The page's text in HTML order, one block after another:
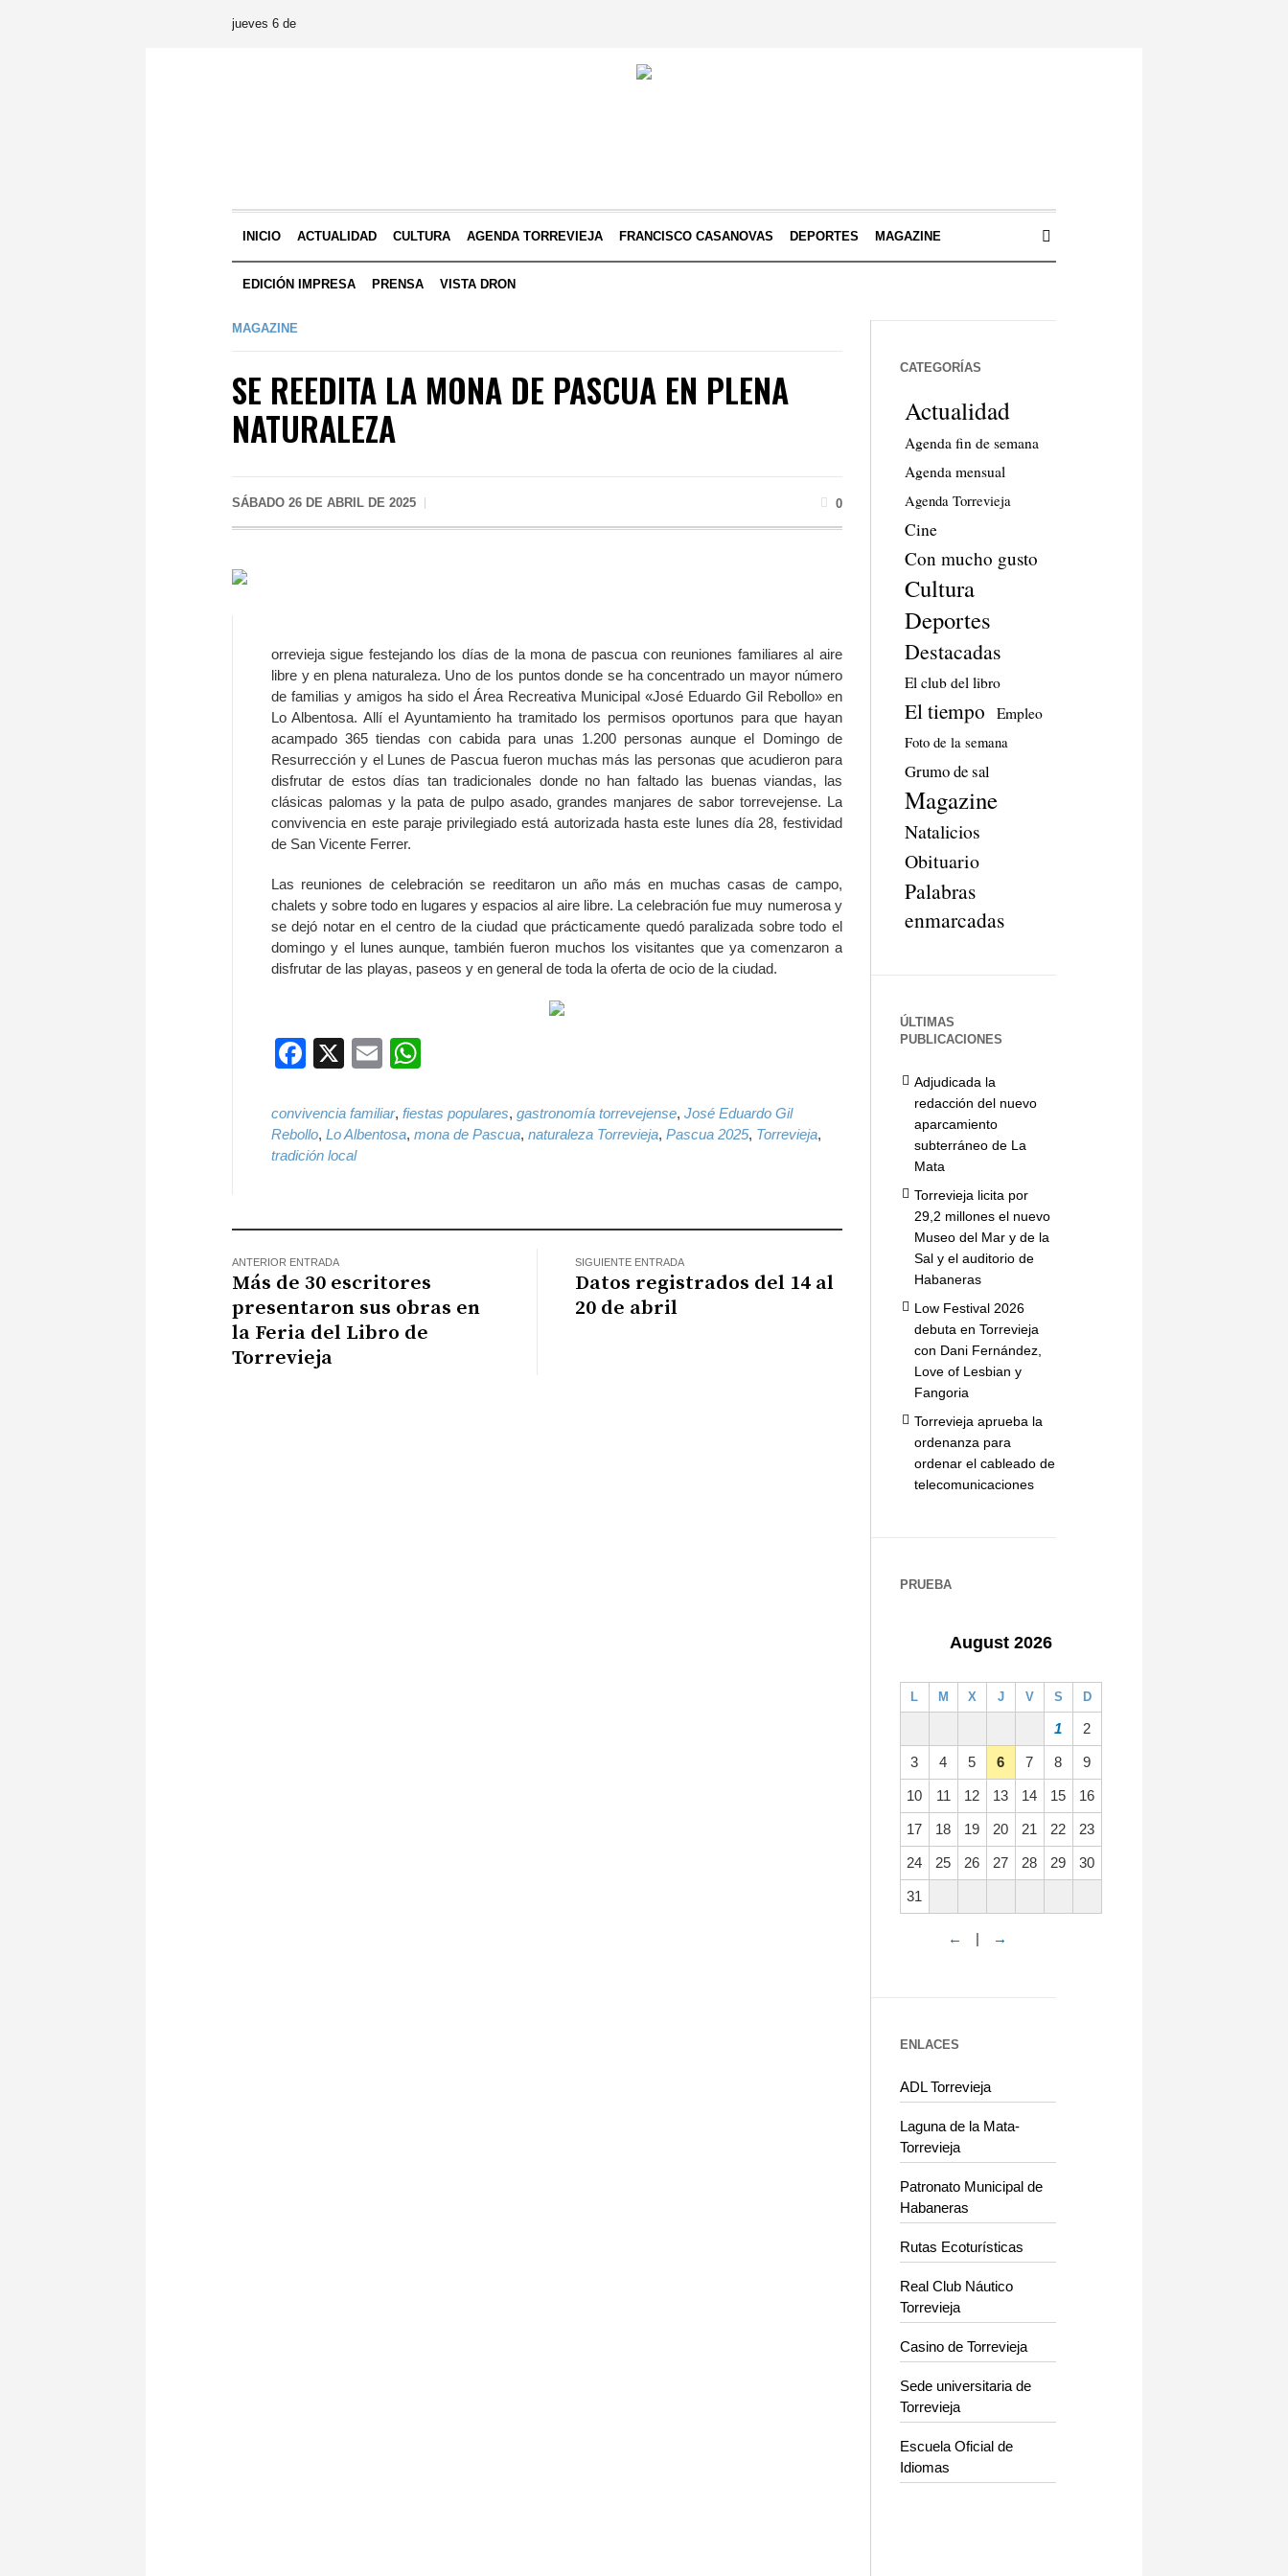
jueves 6 de
INICIO ACTUALIDAD CULTURA AGENDA TORREVIEJA FRANCISCO CASANOVAS DEPORTES MAGAZINE
EDICIÓN IMPRESA PRENSA VISTA DRON
MAGAZINE
SE REEDITA LA MONA DE PASCUA EN PLENA
NATURALEZA
SÁBADO 26 DE ABRIL DE 2025 0
orrevieja sigue festejando los días de la mona de pascua con reuniones familiares al aire
libre y en plena naturaleza. Uno de los puntos donde se ha concentrado un mayor número
de familias y amigos ha sido el Área Recreativa Municipal «José Eduardo Gil Rebollo» en
Lo Albentosa. Allí el Ayuntamiento ha tramitado los permisos oportunos para que hayan
acampado 365 tiendas con cabida para unas 1.200 personas aunque el Domingo de
Resurrección y el Lunes de Pascua fueron muchas más las personas que acudieron para
disfrutar de estos días tan tradicionales donde no han faltado las buenas viandas, las
clásicas palomas y la pata de pulpo asado, grandes manjares de sabor torrevejense. La
convivencia en este paraje privilegiado está autorizada hasta este lunes día 28, festividad
de San Vicente Ferrer.
Las reuniones de celebración se reeditaron un año más en muchas casas de campo,
chalets y sobre todo en lugares y espacios al aire libre. La celebración fue muy numerosa y
se dejó notar en el centro de la ciudad que prácticamente quedó paralizada sobre todo el
domingo y el lunes aunque, también fueron muchos los visitantes que ya comenzaron a
disfrutar de las playas, paseos y en general de toda la oferta de ocio de la ciudad.
Facebook
X Email
convivencia familiar, fiestas populares, gastronomía torrevejense, José Eduardo Gil
Rebollo, Lo Albentosa, mona de Pascua, naturaleza Torrevieja, Pascua 2025, Torrevieja,
tradición local
ANTERIOR ENTRADA
Más de 30 escritores
presentaron sus obras en
la Feria del Libro de
Torrevieja
SIGUIENTE ENTRADA
Datos registrados del 14 al
20 de abril
CATEGORÍAS
Actualidad
Agenda fin de semana
Agenda mensual
Agenda Torrevieja
Cine
Con mucho gusto
Cultura
Deportes
Destacadas
El club del libro
El tiempo Empleo
Foto de la semana
Grumo de sal
Magazine
Natalicios
Obituario
Palabras
enmarcadas
ÚLTIMAS
PUBLICACIONES
Adjudicada la
redacción del nuevo
aparcamiento
subterráneo de La
Mata
Torrevieja licita por
29,2 millones el nuevo
Museo del Mar y de la
Sal y el auditorio de
Habaneras
Low Festival 2026
debuta en Torrevieja
con Dani Fernández,
Love of Lesbian y
Fangoria
Torrevieja aprueba la
ordenanza para
ordenar el cableado de
telecomunicaciones
PRUEBA
August 2026
L M X J V S D
1 2
3 4 5 6 7 8 9
10 11 12 13 14 15 16
17 18 19 20 21 22 23
24 25 26 27 28 29 30
31
← | →
ENLACES
ADL Torrevieja
Laguna de la Mata-
Torrevieja
Patronato Municipal de
Habaneras
Rutas Ecoturísticas
Real Club Náutico
Torrevieja
Casino de Torrevieja
Sede universitaria de
Torrevieja
Escuela Oficial de
Idiomas